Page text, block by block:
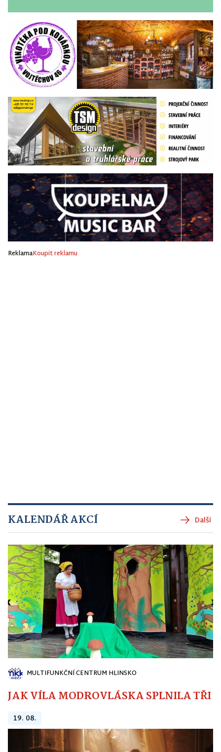
ReklamaKoupit reklamu
KALENDÁŘ AKCÍ Další
MULTIFUNKČNÍ CENTRUM HLINSKO
JAK VÍLA MODROVLÁSKA SPLNILA
19. 08.